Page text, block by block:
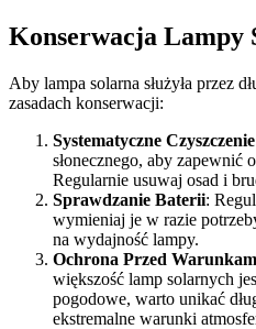
Konserwacja Lampy
Aby lampa solarna służyła przez
zasadach konserwacji:
Systematyczne Czyszczenie
słonecznego, aby zapewnić
Regularnie usuwaj osad i
Sprawdzanie Baterii:
wymieniaj je w razie
na wydajność lampy.
Ochrona Przed
większość lamp solarnych
pogodowe, warto unikać
ekstremalne warunki